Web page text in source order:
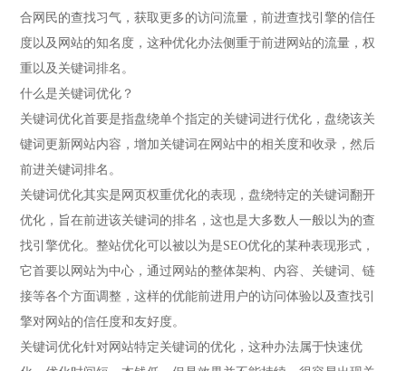
合网民的查找习气，获取更多的访问流量，前进查找引擎的信任
度以及网站的知名度，这种优化办法侧重于前进网站的流量，权
重以及关键词排名。
什么是关键词优化？
关键词优化首要是指盘绕单个指定的关键词进行优化，盘绕该关
键词更新网站内容，增加关键词在网站中的相关度和收录，然后
前进关键词排名。
关键词优化其实是网页权重优化的表现，盘绕特定的关键词翻开
优化，旨在前进该关键词的排名，这也是大多数人一般以为的查
找引擎优化。整站优化可以被以为是SEO优化的某种表现形式，
它首要以网站为中心，通过网站的整体架构、内容、关键词、链
接等各个方面调整，这样的优能前进用户的访问体验以及查找引
擎对网站的信任度和友好度。
关键词优化针对网站特定关键词的优化，这种办法属于快速优